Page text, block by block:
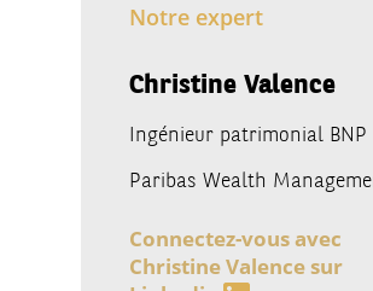
Notre expert
Christine Valence
Ingénieur patrimonial BNP
Paribas Wealth
Connectez-vous avec
Christine Valence sur